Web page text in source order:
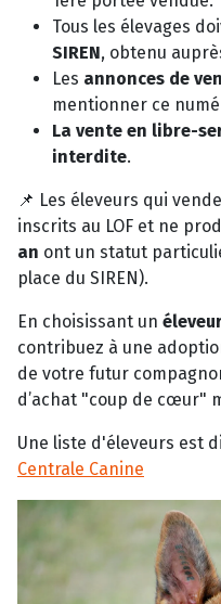
Tous les élevages
SIREN, obtenu
Les annonces de
mentionner ce
La vente en libre-
interdite.
📌 Les éleveurs qui
inscrits au LOF et ne
an ont un statut
place du SIREN).
En choisissant un
contribuez à une
de votre futur
d’achat "coup de cœur"
Une liste d'éleveurs est
Centrale Canine